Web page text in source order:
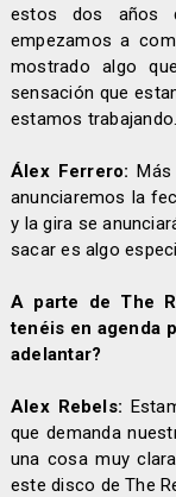
estos dos años
empezamos a
mostrado algo
sensación que
estamos trabajando.
Álex Ferrero:
anunciaremos la
y la gira se
sacar es algo
A parte de The
tenéis en agenda
adelantar?
Alex Rebels:
que demanda
una cosa muy
este disco de The